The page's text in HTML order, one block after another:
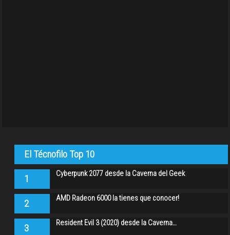
El Técnofilo Top 10
1 Cyberpunk 2077 desde la Caverna del Geek
2 AMD Radeon 6000 la tienes que conocer!
3 Resident Evil 3 (2020) desde la Caverna…